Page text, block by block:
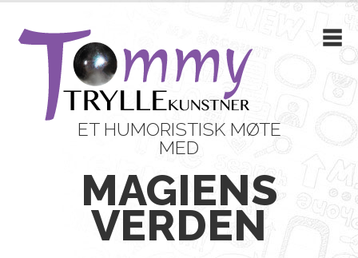
ET HUMORISTISK MØTE
MED
MAGIENS
VERDEN